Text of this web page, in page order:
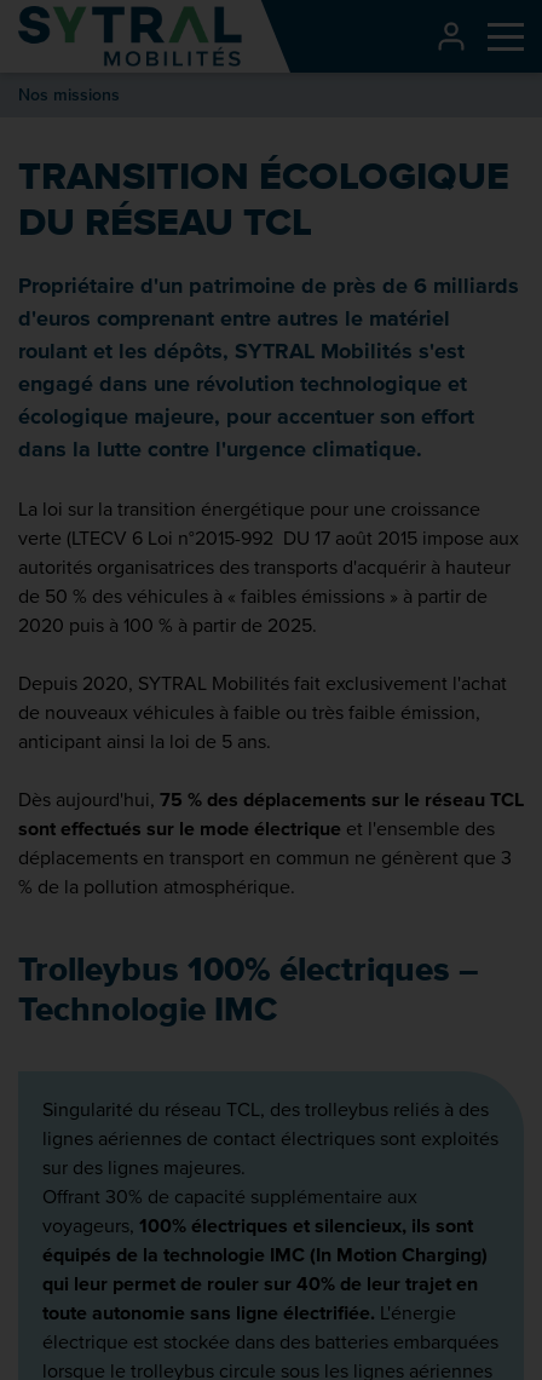
Contenu
Entête de page
Pied de page
Nos missions
TRANSITION ÉCOLOGIQUE
DU RÉSEAU TCL
Propriétaire d'un patrimoine de près de 6 milliards
d'euros comprenant entre autres le matériel
roulant et les dépôts, SYTRAL Mobilités s'est
engagé dans une révolution technologique et
écologique majeure, pour accentuer son effort
dans la lutte contre l'urgence climatique.
La loi sur la transition énergétique pour une croissance
verte (LTECV 6 Loi n°2015-992 DU 17 août 2015 impose aux
autorités organisatrices des transports d'acquérir à hauteur
de 50 % des véhicules à « faibles émissions » à partir de
2020 puis à 100 % à partir de 2025.
Depuis 2020, SYTRAL Mobilités fait exclusivement l'achat
de nouveaux véhicules à faible ou très faible émission,
anticipant ainsi la loi de 5 ans.
Dès aujourd'hui, 75 % des déplacements sur le réseau TCL
sont effectués sur le mode électrique et l'ensemble des
déplacements en transport en commun ne génèrent que 3
% de la pollution atmosphérique.
Trolleybus 100% électriques –
Technologie IMC
Singularité du réseau TCL, des trolleybus reliés à des
lignes aériennes de contact électriques sont exploités
sur des lignes majeures.
Offrant 30% de capacité supplémentaire aux
voyageurs, 100% électriques et silencieux, ils sont
équipés de la technologie IMC (In Motion Charging)
qui leur permet de rouler sur 40% de leur trajet en
toute autonomie sans ligne électrifiée. L'énergie
électrique est stockée dans des batteries embarquées
lorsque le trolleybus circule sous les lignes aériennes